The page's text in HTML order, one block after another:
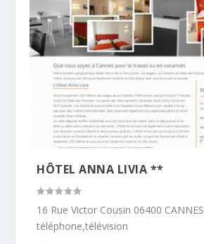
HÔTEL ANNA LIVIA **
16 Rue Victor Cousin 06400 CANNES
téléphone,télévision